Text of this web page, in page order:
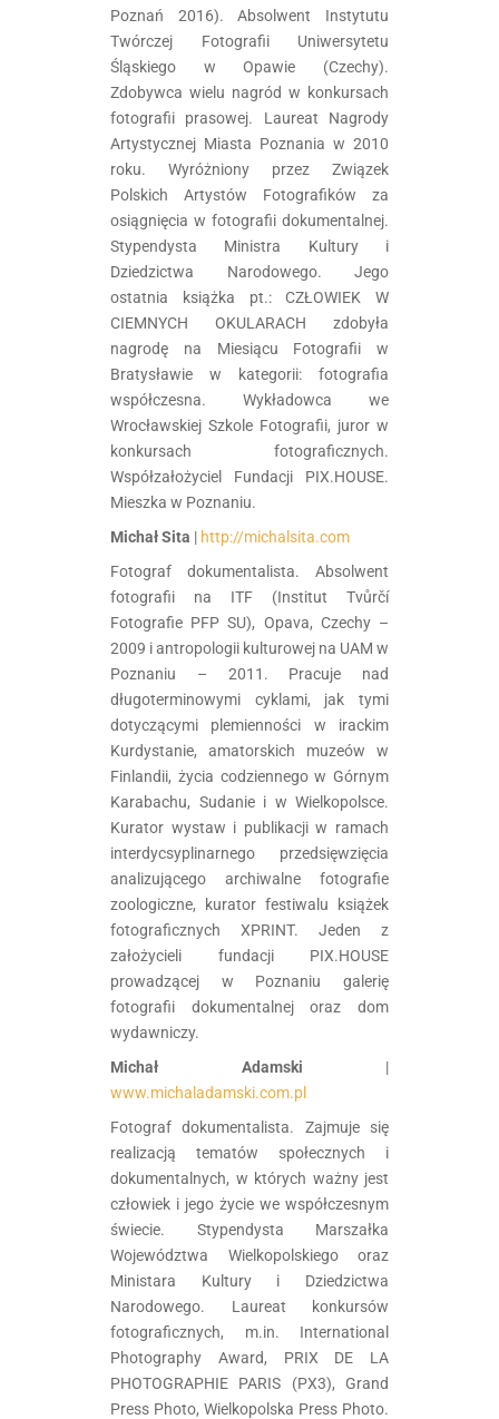
Poznań 2016). Absolwent Instytutu
Twórczej Fotografii Uniwersytetu
Śląskiego w Opawie (Czechy).
Zdobywca wielu nagród w konkursach
fotografii prasowej. Laureat Nagrody
Artystycznej Miasta Poznania w 2010
roku. Wyróżniony przez Związek
Polskich Artystów Fotografików za
osiągnięcia w fotografii dokumentalnej.
Stypendysta Ministra Kultury i
Dziedzictwa Narodowego. Jego
ostatnia książka pt.: CZŁOWIEK W
CIEMNYCH OKULARACH​ zdobyła
nagrodę na Miesiącu Fotografii w
Bratysławie w kategorii: fotografia
współczesna. Wykładowca we
Wrocławskiej Szkole Fotografii, juror w
konkursach fotograficznych.
Współzałożyciel Fundacji PIX.HOUSE.
Mieszka w Poznaniu.
Michał Sita | http://michalsita.com
Fotograf dokumentalista. Absolwent
fotografii na ITF (Institut Tvůrčí
Fotografie PFP SU), Opava, Czechy –
2009 i antropologii kulturowej na UAM w
Poznaniu – 2011. Pracuje nad
długoterminowymi cyklami, jak tymi
dotyczącymi plemienności w irackim
Kurdystanie, amatorskich muzeów w
Finlandii, życia codziennego w Górnym
Karabachu, Sudanie i w Wielkopolsce.
Kurator wystaw i publikacji w ramach
interdycsyplinarnego przedsięwzięcia
analizującego archiwalne fotografie
zoologiczne, kurator festiwalu książek
fotograficznych XPRINT. Jeden z
założycieli fundacji PIX.HOUSE
prowadzącej w Poznaniu galerię
fotografii dokumentalnej oraz dom
wydawniczy.
Michał Adamski |
www.michaladamski.com.pl
Fotograf dokumentalista. Zajmuje się
realizacją tematów społecznych i
dokumentalnych, w których ważny jest
człowiek i jego życie we współczesnym
świecie. Stypendysta Marszałka
Województwa Wielkopolskiego oraz
Ministara Kultury i Dziedzictwa
Narodowego. Laureat konkursów
fotograficznych, m.in. International
Photography Award, PRIX DE LA
PHOTOGRAPHIE PARIS (PX3), Grand
Press Photo, Wielkopolska Press Photo.